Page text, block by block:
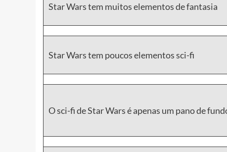
Star Wars tem muitos elementos de fantasia
Star Wars tem poucos elementos sci-fi
O sci-fi de Star Wars é apenas um pano de